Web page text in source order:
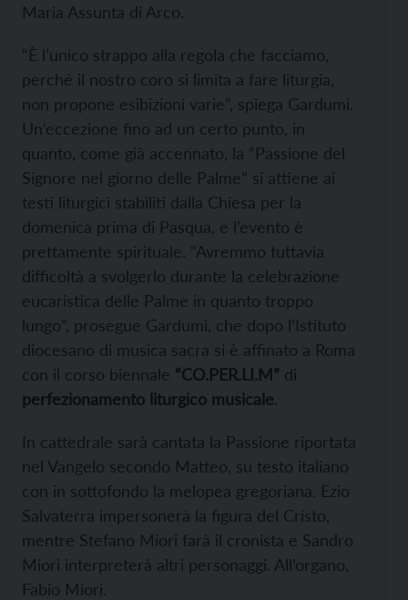
Maria Assunta di Arco.
“È l’unico strappo alla regola che facciamo,
perché il nostro coro si limita a fare liturgia,
non propone esibizioni varie”, spiega Gardumi.
Un’eccezione fino ad un certo punto, in
quanto, come già accennato, la “Passione del
Signore nel giorno delle Palme” si attiene ai
testi liturgici stabiliti dalla Chiesa per la
domenica prima di Pasqua, e l’evento è
prettamente spirituale. “Avremmo tuttavia
difficoltà a svolgerlo durante la celebrazione
eucaristica delle Palme in quanto troppo
lungo”, prosegue Gardumi, che dopo l’Istituto
diocesano di musica sacra si è affinato a Roma
con il corso biennale “CO.PER.LI.M” di
perfezionamento liturgico musicale.
In cattedrale sarà cantata la Passione riportata
nel Vangelo secondo Matteo, su testo italiano
con in sottofondo la melopea gregoriana. Ezio
Salvaterra impersonerà la figura del Cristo,
mentre Stefano Miori farà il cronista e Sandro
Miori interpreterà altri personaggi. All’organo,
Fabio Miori.